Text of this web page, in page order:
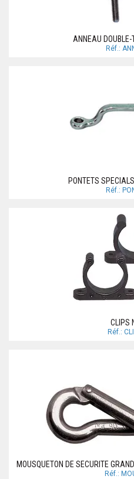
ANNEAU DOUBLE-
Réf.:
PONTETS
Réf.:
CLIPS
Réf.:
MOUSQUETON DE SECURITE
Réf.: